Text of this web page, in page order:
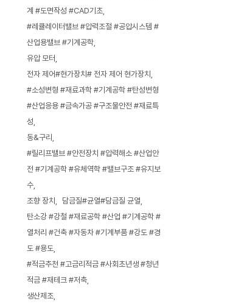
계 #도면작성 #CAD기초
#레큘레이터밸브 #압력조절 #공압시스템 #
산업용밸브 #기계공학
유압 모터
전자 제어#현가장치# 전자 제어 현가장치
#소성변형 #재료과학 #기계공학 #탄성변형
#산업응용 #금속가공 #구조물안전 #재료특
성
동&구리
#릴리프밸브 #안전장치 #압력해소 #산업안
전 #기계공학 #유체역학 #밸브구조 #유지보
수
조향 장치
담금질#균열#담금질 균열
탄소강 #강철 #재료공학 #산업 #기계공학 #
열처리 #건축 #자동차 #기계부품 #강도 #경
도 #용도
#적금추천 #고금리적금 #사회초년생 #청년
적금 #재테크 #저축
생산제조